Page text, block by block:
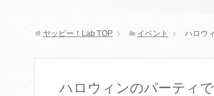
ヤッピー！Lab TOP イベント ハロウ
ハロウィンのパーティ